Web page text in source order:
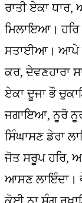
ਰਾਤੀ ਏਕਾ
ਮਿਲਾਇਆ।
ਸਤਾਈਆ। ਆਪੇ
ਕਰ, ਦੇਵਣਹਾਰਾ
ਏਕਾ ਦੂਜਾ ਭੌ
ਜਗਾਇਆ, ਨੂਰੋ
ਸਿੰਘਾਸਣ ਡੇਰਾ
ਜੋਤ ਸਰੂਪ ਹਰਿ,
ਆਸਣ ਲਾਇੰਦਾ।
ਕੋਈ ਨਾ ਸੰਗ